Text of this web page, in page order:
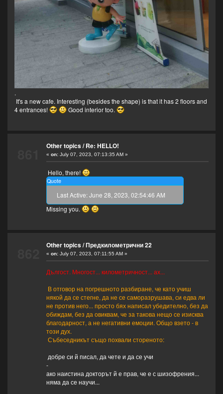
.
It's a new cafe. Interesting (besides the shape) is that it has 2 floors and
4 entrances!
Good interior too.
Other topics/Re: HELLO!
« on:July 07, 2023, 07:13:35 AM »
Hello, there!
Quote
Last Active: June 28, 2023, 02:54:46 AM
Missing you.
Other topics/Предкилометрични 22
« on:July 07, 2023, 07:11:55 AM »
Дългост. Многост... километричност... ах...
В отговор на погрешното разбиране, че като учиш
някой да се стегне, да не се саморазрушава, си едва ли
не против него... просто бях написал убедително, без да
обиждам, без да овиквам, че за такова нещо се изисква
благодарност, а не негативни емоции. Общо взето - в
този дух.
Събеседникът също похвали стореното:
добре си й писал, да чете и да се учи
-
ако наистина докторът й е прав, че е с шизофрения...
няма да се научи...